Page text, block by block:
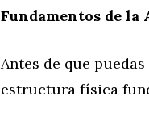
Fundamentos de la
Antes de que
estructura física